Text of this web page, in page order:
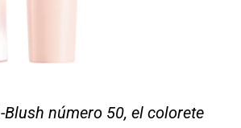
Blush número 50, el colorete